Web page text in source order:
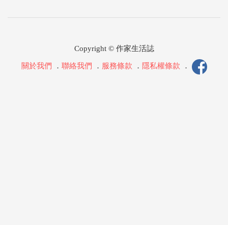
Copyright © 作家生活誌
關於我們 ． 聯絡我們 ． 服務條款 ． 隱私權條款 ．